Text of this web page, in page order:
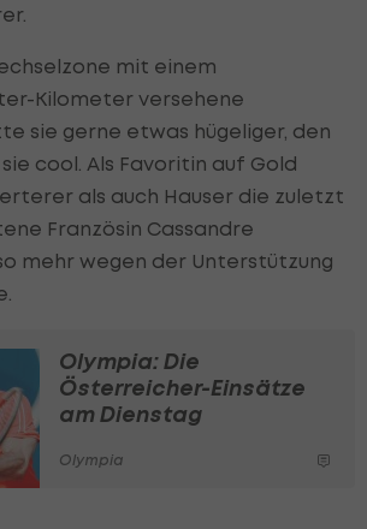
mit einem
Kilometer versehene
sie gerne etwas hügeliger, den
cool. Als Favoritin auf Gold
als auch Hauser die zuletzt
Französin Cassandre
mehr wegen der Unterstützung
Olympia: Die
Österreicher-Einsätze
am Dienstag
Olympia